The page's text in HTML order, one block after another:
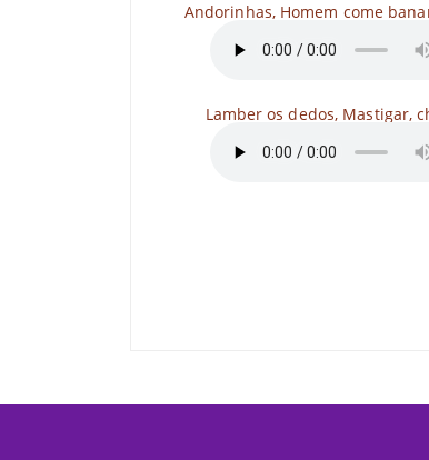
Andorinhas, Homem come
Lamber os dedos, Mastigar,